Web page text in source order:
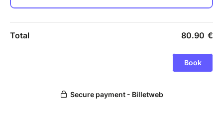
LE MENU
Il reste encore en cours de préparation mais vous
Apéro : bières, vin blanc & rosé